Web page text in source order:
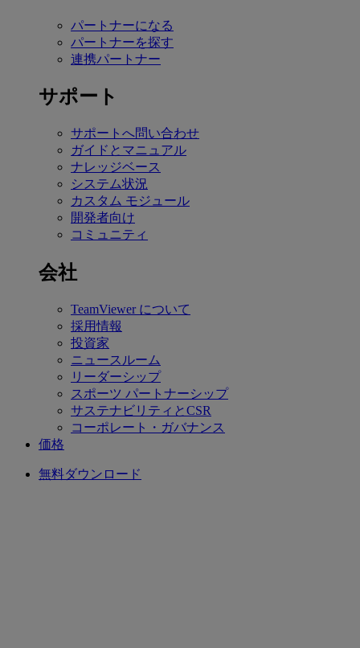
パートナーになる
パートナーを探す
連携パートナー
サポート
サポートへ問い合わせ
ガイドとマニュアル
ナレッジベース
システム状況
カスタム モジュール
開発者向け
コミュニティ
会社
TeamViewer について
採用情報
投資家
ニュースルーム
リーダーシップ
スポーツ パートナーシップ
サステナビリティとCSR
コーポレート・ガバナンス
価格
無料ダウンロード